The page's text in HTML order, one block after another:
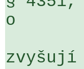
o
zvyšují